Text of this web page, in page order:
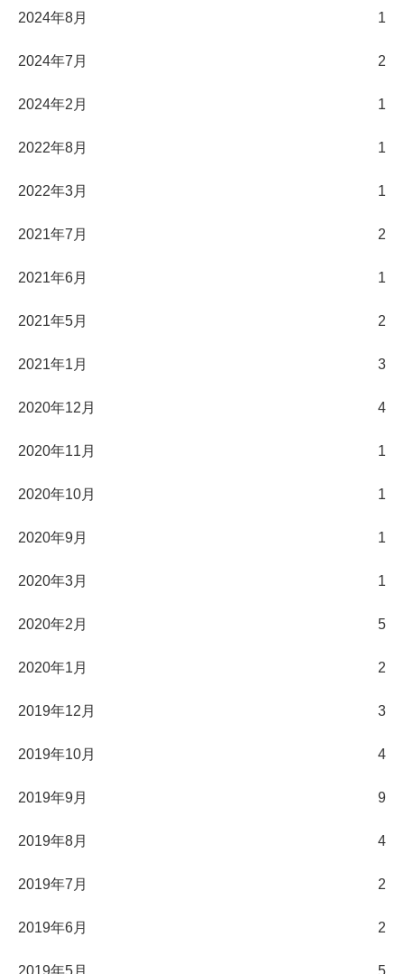
2024年8月 1
2024年7月 2
2024年2月 1
2022年8月 1
2022年3月 1
2021年7月 2
2021年6月 1
2021年5月 2
2021年1月 3
2020年12月 4
2020年11月 1
2020年10月 1
2020年9月 1
2020年3月 1
2020年2月 5
2020年1月 2
2019年12月 3
2019年10月 4
2019年9月 9
2019年8月 4
2019年7月 2
2019年6月 2
2019年5月 5